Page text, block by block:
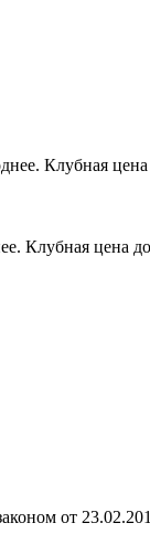
Клубная
Клубная цена
от